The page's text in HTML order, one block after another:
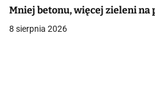
i
Mniej betonu, więcej zieleni na
8 sierpnia 2026